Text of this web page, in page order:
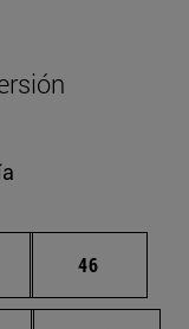
intermedias
Página
46